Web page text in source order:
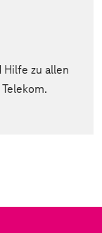
zu allen
neuen Tab